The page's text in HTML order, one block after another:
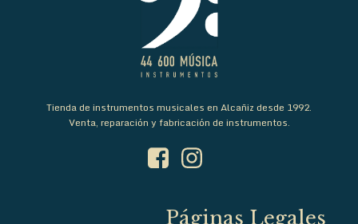
Tienda de instrumentos musicales en Alcañiz desde 1992.
Venta, reparación y fabricación de instrumentos.
Páginas Legales